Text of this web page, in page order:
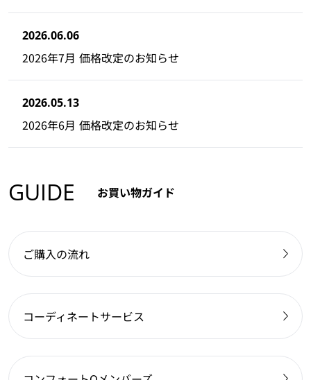
2026.06.06
2026年7月 価格改定のお知らせ
2026.05.13
2026年6月 価格改定のお知らせ
GUIDE お買い物ガイド
ご購入の流れ
コーディネートサービス